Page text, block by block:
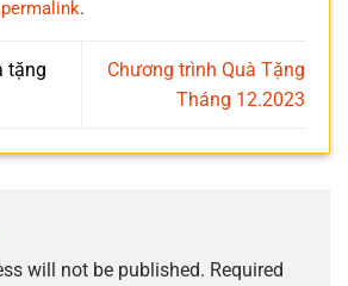
permalink.
tặng
Chương trình Quà Tặng
Tháng 12.2023
will not be published. Required